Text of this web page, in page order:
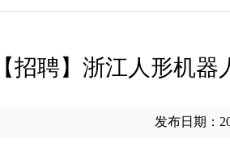
【招聘】浙江人形机
发布日期：